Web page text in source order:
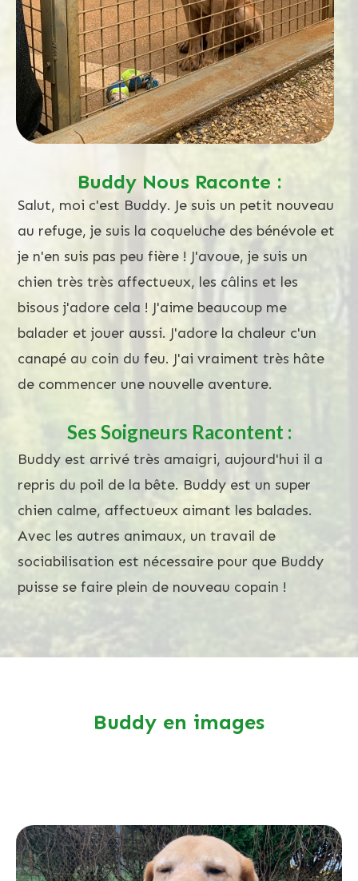
Buddy Nous Raconte :
Salut, moi c'est Buddy. Je suis un petit nouveau
au refuge, je suis la coqueluche des bénévole et
je n'en suis pas peu fière ! J'avoue, je suis un
chien très très affectueux, les câlins et les
bisous j'adore cela ! J'aime beaucoup me
balader et jouer aussi. J'adore la chaleur c'un
canapé au coin du feu. J'ai vraiment très hâte
de commencer une nouvelle aventure.
Ses Soigneurs Racontent :
Buddy est arrivé très amaigri, aujourd'hui il a
repris du poil de la bête. Buddy est un super
chien calme, affectueux aimant les balades.
Avec les autres animaux, un travail de
sociabilisation est nécessaire pour que Buddy
puisse se faire plein de nouveau copain !
Buddy en images